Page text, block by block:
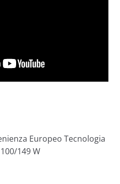
Europeo Tecnologia
149 W